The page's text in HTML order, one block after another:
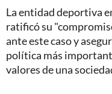
La entidad deportiva
ratificó su
ante este caso y
política más
valores de una